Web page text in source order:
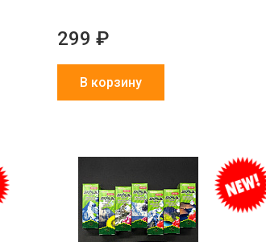
Агрессивно
низкие цены
Более 1500
партнеров в РФ
и СНГ
299 ₽
В корзину